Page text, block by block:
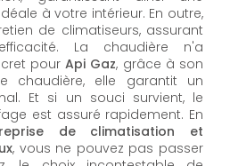
à votre intérieur. En outre,
de climatiseurs, assurant
La chaudière n'a
pourApi Gaz, grâce à son
chaudière, elle garantit un
Et si un souci survient, le
est assuré rapidement. En
de climatisation et
, vous ne pouvez pas passer